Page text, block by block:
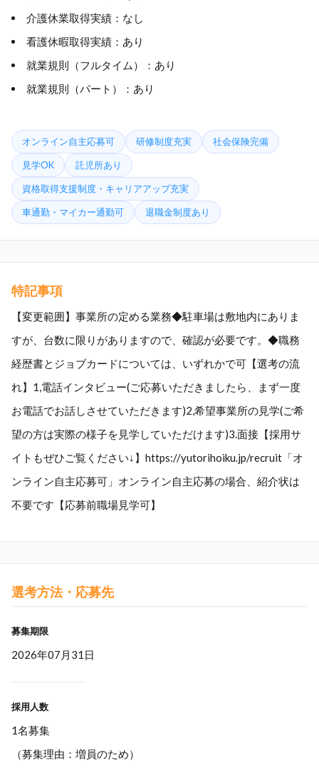
介護休業取得実績：なし
看護休暇取得実績：あり
就業規則（フルタイム）：あり
就業規則（パート）：あり
オンライン自主応募可 研修制度充実 社会保険完備
見学OK 託児所あり
資格取得支援制度・キャリアアップ充実
車通勤・マイカー通勤可 退職金制度あり
特記事項
【変更範囲】事業所の定める業務◆駐車場は敷地内にありま
すが、台数に限りがありますので、確認が必要です。◆職務
経歴書とジョブカードについては、いずれかで可【選考の流
れ】1,電話インタビュー(ご応募いただきましたら、まず一度
お電話でお話しさせていただきます)2,希望事業所の見学(ご希
望の方は実際の様子を見学していただけます)3.面接【採用サ
イトもぜひご覧ください↓】https://yutorihoiku.jp/recruit「オ
ンライン自主応募可」オンライン自主応募の場合、紹介状は
不要です【応募前職場見学可】
選考方法・応募先
募集期限
2026年07月31日
採用人数
1名募集
（募集理由：増員のため）